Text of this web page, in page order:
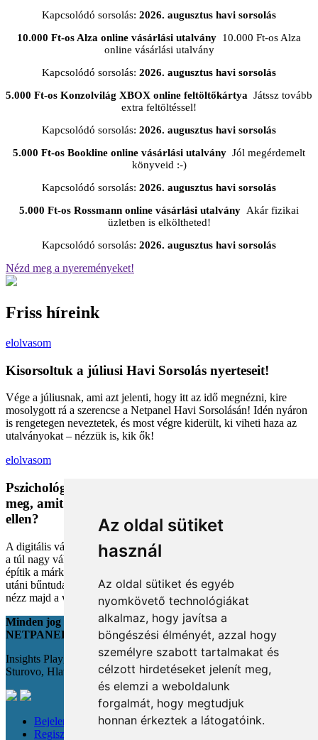
Az oldal sütiket
használ
Az oldal sütiket és egyéb
nyomkövető technológiákat
alkalmaz, hogy javítsa a
böngészési élményét, azzal hogy
személyre szabott tartalmakat és
célzott hirdetéseket jelenít meg,
és elemzi a weboldalunk
forgalmát, hogy megtudjuk
honnan érkeztek a látogatóink.
Kapcsolódó sorsolás: 2026. augusztus havi sorsolás
10.000 Ft-os Alza online vásárlási utalvány 10.000 Ft-os Alza
online vásárlási utalvány
Kapcsolódó sorsolás: 2026. augusztus havi sorsolás
5.000 Ft-os Konzolvilág XBOX online feltöltőkártya Játssz tovább
extra feltöltéssel!
Kapcsolódó sorsolás: 2026. augusztus havi sorsolás
5.000 Ft-os Bookline online vásárlási utalvány Jól megérdemelt
könyveid :-)
Kapcsolódó sorsolás: 2026. augusztus havi sorsolás
5.000 Ft-os Rossmann online vásárlási utalvány Akár fizikai
üzletben is elköltheted!
Kapcsolódó sorsolás: 2026. augusztus havi sorsolás
Nézd meg a nyereményeket!
Friss híreink
elolvasom
Kisorsoltuk a júliusi Havi Sorsolás nyerteseit!
Vége a júliusnak, ami azt jelenti, hogy itt az idő megnézni, kire
mosolygott rá a szerencse a Netpanel Havi Sorsolásán! Idén nyáron
is rengetegen neveztetek, és most végre kiderült, ki viheti haza az
utalványokat – nézzük is, kik ők!
elolvasom
Pszichológiai trükkök a kosárban: Miért vesszük
meg, amit megveszünk, és mit tehetünk a bűntudat
ellen?
A digitális vásárlás kényelmes, de tele van pszichológiai csapdákkal
a túl nagy választéktól a hosszas böngészésig. Megmutatjuk, hogyan
építik a márkák a bizalmadat online, és miként kerüld el a vásárlás
utáni bűntudatot tudatos döntésekkel. Készülj fel, hogy máshogy
nézz majd a webshopokra!
Minden jog fenntartva
NETPANEL
Insights Playground s.r.o.;
Sturovo, Hlavná 22., 943 01
Bejelentkezés
Regisztráció